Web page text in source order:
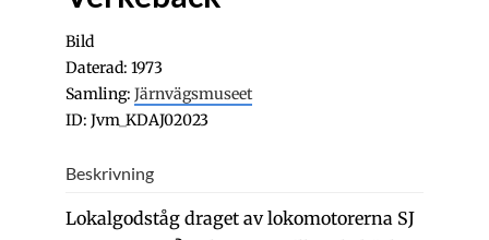
Bild
Daterad: 1973
Samling: Järnvägsmuseet
ID: Jvm_KDAJ02023
Beskrivning
Lokalgodståg draget av lokomotorerna SJ